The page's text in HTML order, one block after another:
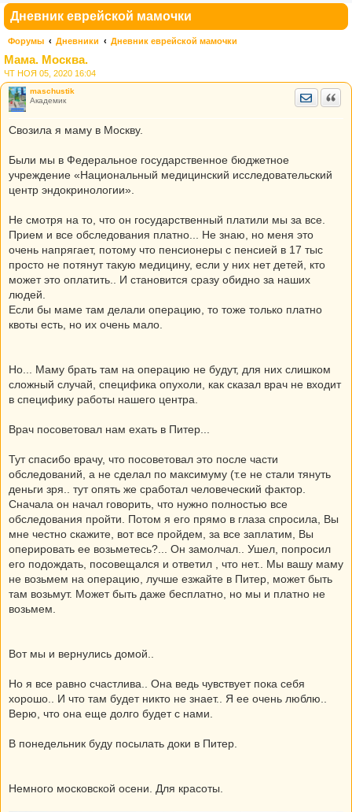
Дневник еврейской мамочки
Форумы Дневники Дневник еврейской мамочки
Мама. Москва.
ЧТ НОЯ 05, 2020 16:04
maschustik
Академик
Свозила я маму в Москву.
Были мы в Федеральное государственное бюджетное
учреждение «Национальный медицинский исследовательский
центр эндокринологии».
Не смотря на то, что он государственный платили мы за все.
Прием и все обследования платно... Не знаю, но меня это
очень напрягает, потому что пенсионеры с пенсией в 17 тыс
просто не потянут такую медицину, если у них нет детей, кто
может это оплатить.. И становится сразу обидно за наших
людей.
Если бы маме там делали операцию, то тоже только платно
квоты есть, но их очень мало.
Но... Маму брать там на операцию не будут, для них слишком
сложный случай, специфика опухоли, как сказал врач не входит
в специфику работы нашего центра.
Врач посоветовал нам ехать в Питер...
Тут спасибо врачу, что посоветовал это после части
обследований, а не сделал по максимуму (т.е не стали тянуть
деньги зря.. тут опять же сработал человеческий фактор.
Сначала он начал говорить, что нужно полностью все
обследования пройти. Потом я его прямо в глаза спросила, Вы
мне честно скажите, вот все пройдем, за все заплатим, Вы
оперировать ее возьметесь?... Он замолчал.. Ушел, попросил
его подождать, посовещался и ответил , что нет.. Мы вашу маму
не возьмем на операцию, лучше езжайте в Питер, может быть
там возьмут. Может быть даже бесплатно, но мы и платно не
возьмем.
Вот мы и вернулись домой..
Но я все равно счастлива.. Она ведь чувствует пока себя
хорошо.. И что там будет никто не знает.. Я ее очень люблю..
Верю, что она еще долго будет с нами.
В понедельник буду посылать доки в Питер.
Немного московской осени. Для красоты.